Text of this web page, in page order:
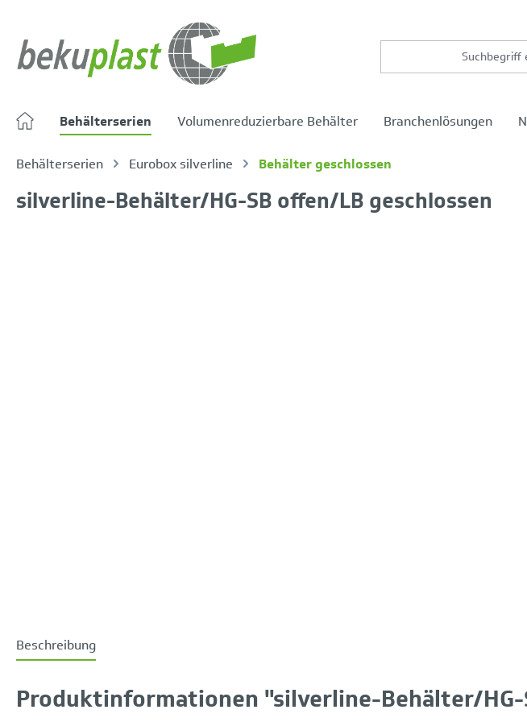
Behälterserien Volumenreduzierbare Behälter Branchenlösungen
Behälterserien Eurobox silverline Behälter geschlossen
silverline-Behälter/HG-SB offen/LB geschlossen
Beschreibung
Produktinformationen "silverline-Behälter/HG-